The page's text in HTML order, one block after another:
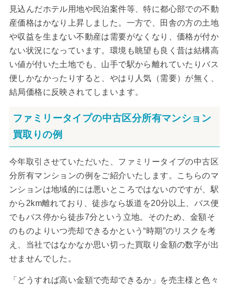
見込んだホテル用地や民泊案件等、特に都心部での不動
産価格はかなり上昇しました。一方で、田舎の方の土地
や収益を生まない不動産は需要がなくなり、価格が付か
ない状況になっています。環境も眺望も良く昔は結構高
い値が付いた土地でも、山手で駅から離れていたりバス
便しかなかったりすると、やはり人気（需要）が無く、
結局価格に反映されてしまいます。
ファミリータイプの中古区分所有マンション
買取りの例
今年取引させていただいた、ファミリータイプの中古区
分所有マンションの例をご紹介いたします。こちらのマ
ンションは地域的には悪いところではないのですが、駅
から2km離れており、徒歩なら坂道を20分以上、バス便
でもバス停から徒歩7分という立地。そのため、金額そ
のものよりいつ売却できるかという“時期”のリスクを考
え、当社ではなかなか思い切った買取り金額の数字が出
せませんでした。
「どうすれば高い金額で売却できるか」を売主様と色々